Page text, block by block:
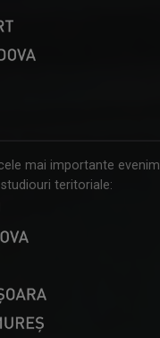
mai importante
teritoriale: